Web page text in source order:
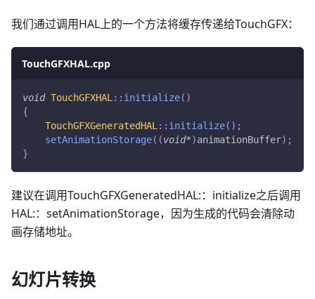
我们通过调用HAL上的一个方法将缓存传递给TouchGFX：
TouchGFXHAL.cpp
void TouchGFXHAL :: initialize( )
{
TouchGFXGeneratedHAL :: initialize( ) ;
setAnimationStorage( (void*)animationBuffer) ;
}
建议在调用TouchGFXGeneratedHAL:：initialize之后调用
HAL:：setAnimationStorage，因为生成的代码会清除动
画存储地址。
幻灯片转换